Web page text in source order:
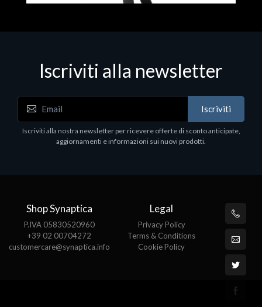
EPSON TABLET STAND, BLACK. Porta tablet
Epson, solido in metallo, orientabile in tre assi.
Adatto a tutti i tablet.
Iscriviti alla newsletter
Iscriviti
Iscriviti alla nostra newsletter per ricevere offerte di sconto anticipate,
aggiornamenti e informazioni sui nuovi prodotti.
Shop Synaptica
P.IVA 05830520960
+39 02 00704272
customercare@synaptica.info
Legal
Privacy Policy
Terms & Conditions
Cookie Policy